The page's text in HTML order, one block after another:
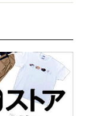
すので、最後まで